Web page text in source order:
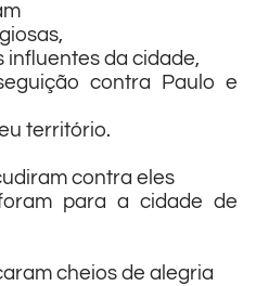
influentes da cidade,
contra Paulo e
território.
contra eles
para a cidade de
cheios de alegria